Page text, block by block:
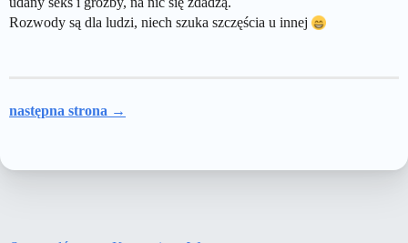
Rozwody są dla ludzi, niech szuka szczęścia u innej
następna strona →